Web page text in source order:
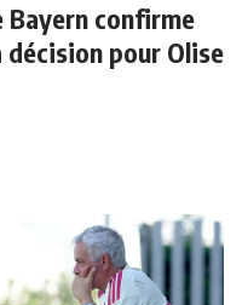
Bayern confirme
décision pour Olise